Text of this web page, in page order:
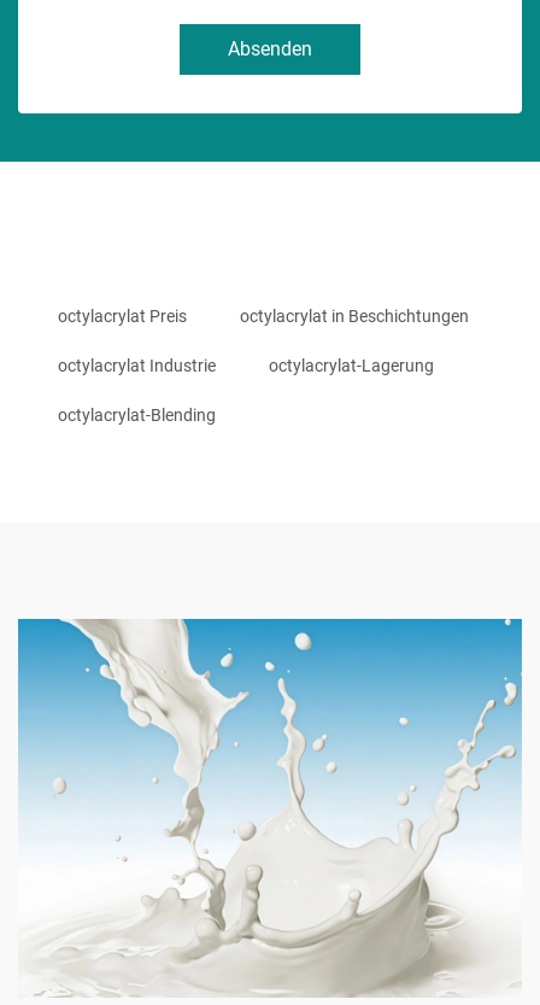
Absenden
octylacrylat Preis octylacrylat in Beschichtungen
octylacrylat Industrie octylacrylat-Lagerung
octylacrylat-Blending